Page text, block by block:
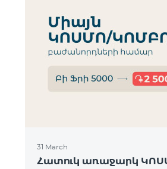
31 March
Հատուկ առաջարկ